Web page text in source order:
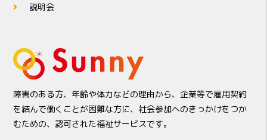
説明会
障害のある方、年齢や体力などの理由から、企業等で雇用契約
を結んで働くことが困難な方に、社会参加へのきっかけをつか
むための、認可された福祉サービスです。